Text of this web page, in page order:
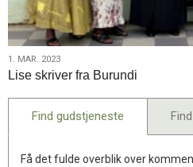
1.
mar.
2023
1. MAR. 2023
Lise skriver fra Burundi
Find gudstjeneste
Få det fulde overblik over